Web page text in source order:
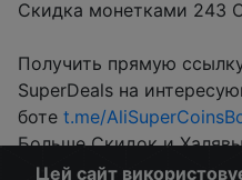
Скидка монетками 243
Получить прямую
SuperDeals на
боте t.me/
Больше Скидок и
t.me/
Цей сайт